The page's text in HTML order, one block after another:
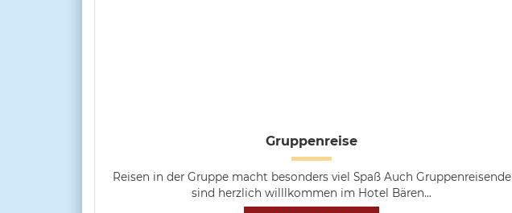
Gruppenreise
Reisen in der Gruppe macht besonders viel Spaß Auch Gruppenreisende
sind herzlich willlkommen im Hotel Bären…